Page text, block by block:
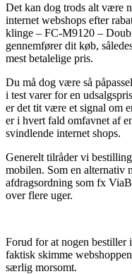
Det kan dog trods alt være
internet webshops efter
klinge – FC-M9120 –
gennemfører dit køb,
mest betalelige pris.
Du må dog være så
i test varer for en
er det tit være et signal om
er i hvert fald omfavnet af
svindlende internet shops.
Generelt tilråder vi
mobilen. Som en alternativ
afdragsordning som fx
over flere uger.
Forud for at nogen bestiller
faktisk skimme
særlig morsomt.